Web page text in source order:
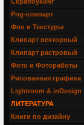
Png-клипарт
Фон и Текстуры
Клипарт векторный
Клипарт растровый
Фото и Фотоработы
Рисованная графика
Lightroom & inDesign
ЛИТЕРАТУРА
Книги по дизайну